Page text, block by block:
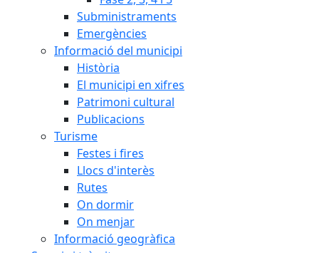
Subministraments
Emergències
Informació del municipi
Història
El municipi en xifres
Patrimoni cultural
Publicacions
Turisme
Festes i fires
Llocs d'interès
Rutes
On dormir
On menjar
Informació geogràfica